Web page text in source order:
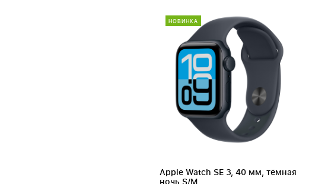
НОВИНКА
Apple Watch SE 3, 40 мм, тёмная
ночь S/M